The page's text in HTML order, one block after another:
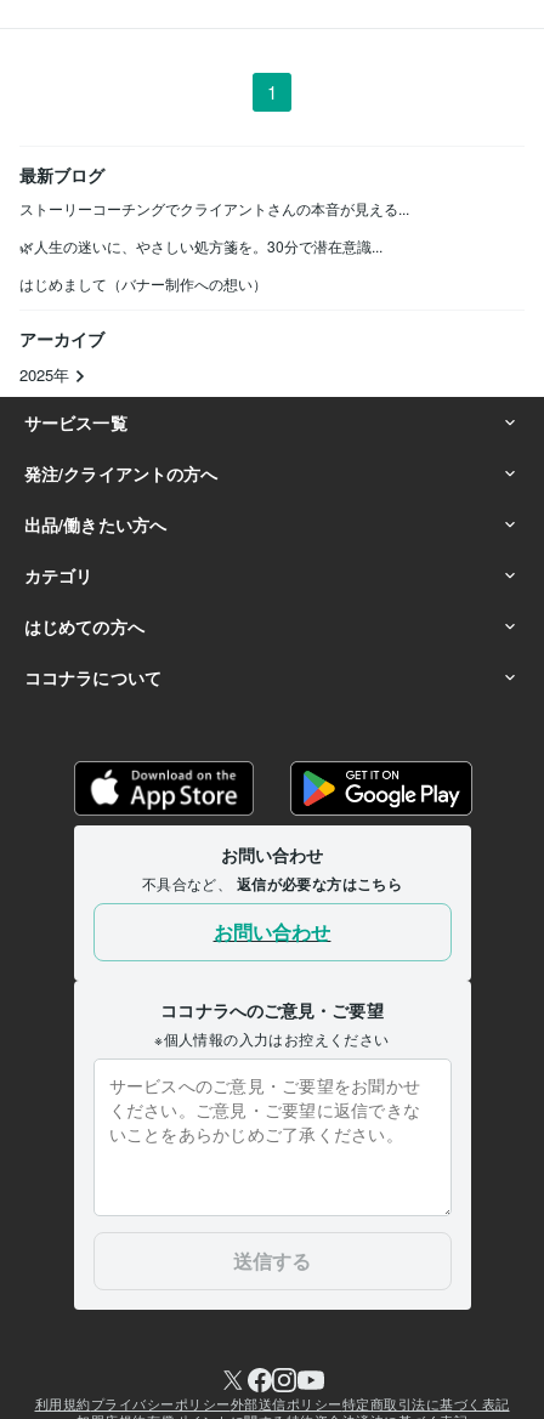
1
最新ブログ
ストーリーコーチングでクライアントさんの本音が見える...
🌿人生の迷いに、やさしい処方箋を。30分で潜在意識...
はじめまして（バナー制作への想い）
アーカイブ
2025年